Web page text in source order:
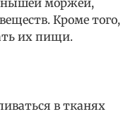
Кроме того,
их пищи.
в тканях